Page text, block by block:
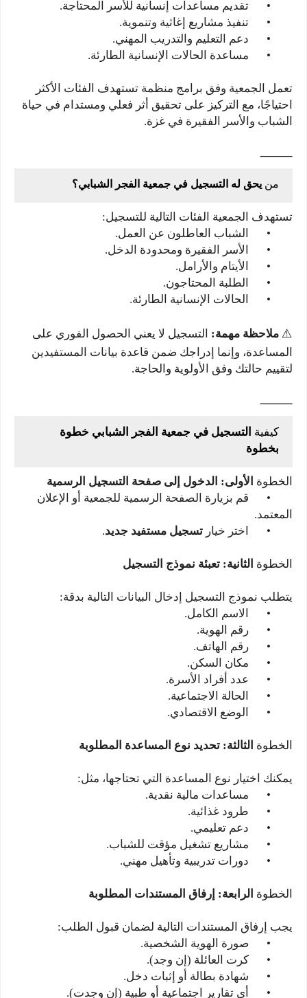
•
تقديم مساعدات إنسانية للأسر المحتاجة.
•
تنفيذ مشاريع إغاثية وتنموية.
•
دعم التعليم والتدريب المهني.
•
مساعدة الحالات الإنسانية الطارئة.
تعمل الجمعية وفق برامج منظمة تستهدف الفئات الأكثر
احتياجًا، مع التركيز على تحقيق أثر فعلي ومستدام في حياة
الشباب والأسر الفقيرة في غزة.
⸻
من يحق له التسجيل في جمعية الفجر الشبابي؟
تستهدف الجمعية الفئات التالية للتسجيل:
•
الشباب العاطلون عن العمل.
•
الأسر الفقيرة ومحدودة الدخل.
•
الأيتام والأرامل.
•
الطلبة المحتاجون.
•
الحالات الإنسانية الطارئة.
⚠️ ملاحظة مهمة: التسجيل لا يعني الحصول الفوري على
المساعدة، وإنما إدراجك ضمن قاعدة بيانات المستفيدين
لتقييم حالتك وفق الأولوية والحاجة.
⸻
كيفية التسجيل في جمعية الفجر الشبابي خطوة
بخطوة
الخطوة الأولى: الدخول إلى صفحة التسجيل الرسمية
•
قم بزيارة الصفحة الرسمية للجمعية أو الإعلان
المعتمد.
•
اختر خيار تسجيل مستفيد جديد.
الخطوة الثانية: تعبئة نموذج التسجيل
يتطلب نموذج التسجيل إدخال البيانات التالية بدقة:
•
الاسم الكامل.
•
رقم الهوية.
•
رقم الهاتف.
•
مكان السكن.
•
عدد أفراد الأسرة.
•
الحالة الاجتماعية.
•
الوضع الاقتصادي.
الخطوة الثالثة: تحديد نوع المساعدة المطلوبة
يمكنك اختيار نوع المساعدة التي تحتاجها، مثل:
•
مساعدات مالية نقدية.
•
طرود غذائية.
•
دعم تعليمي.
•
مشاريع تشغيل مؤقت للشباب.
•
دورات تدريبية وتأهيل مهني.
الخطوة الرابعة: إرفاق المستندات المطلوبة
يجب إرفاق المستندات التالية لضمان قبول الطلب:
•
صورة الهوية الشخصية.
•
كرت العائلة (إن وجد).
•
شهادة بطالة أو إثبات دخل.
•
أي تقارير اجتماعية أو طبية (إن وجدت).